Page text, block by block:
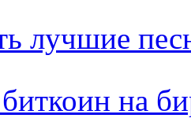
лучшие
на